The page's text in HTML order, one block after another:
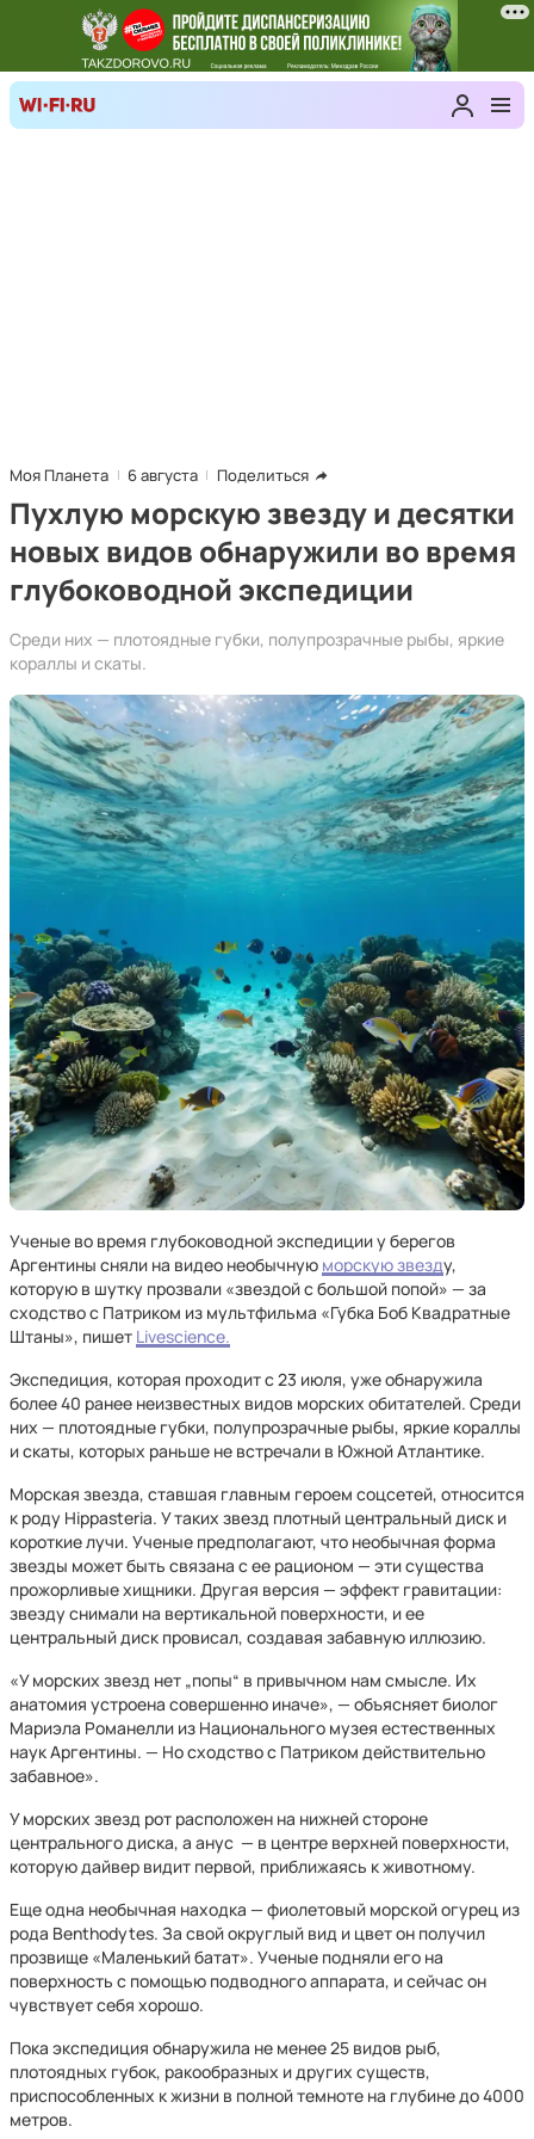
Моя Планета 6 августа Поделиться
Пухлую морскую звезду и десятки
новых видов обнаружили во время
глубоководной экспедиции
Среди них — плотоядные губки, полупрозрачные рыбы, яркие
кораллы и скаты.
Ученые во время глубоководной экспедиции у берегов
Аргентины сняли на видео необычную морскую звезду,
которую в шутку прозвали «звездой с большой попой» — за
сходство с Патриком из мультфильма «Губка Боб Квадратные
Штаны», пишет Livescience.
Экспедиция, которая проходит с 23 июля, уже обнаружила
более 40 ранее неизвестных видов морских обитателей. Среди
них — плотоядные губки, полупрозрачные рыбы, яркие кораллы
и скаты, которых раньше не встречали в Южной Атлантике.
Морская звезда, ставшая главным героем соцсетей, относится
к роду Hippasteria. У таких звезд плотный центральный диск и
короткие лучи. Ученые предполагают, что необычная форма
звезды может быть связана с ее рационом — эти существа
прожорливые хищники. Другая версия — эффект гравитации:
звезду снимали на вертикальной поверхности, и ее
центральный диск провисал, создавая забавную иллюзию.
«У морских звезд нет „попы“ в привычном нам смысле. Их
анатомия устроена совершенно иначе», — объясняет биолог
Мариэла Романелли из Национального музея естественных
наук Аргентины. — Но сходство с Патриком действительно
забавное».
У морских звезд рот расположен на нижней стороне
центрального диска, а анус — в центре верхней поверхности,
которую дайвер видит первой, приближаясь к животному.
Еще одна необычная находка — фиолетовый морской огурец из
рода Benthodytes. За свой округлый вид и цвет он получил
прозвище «Маленький батат». Ученые подняли его на
поверхность с помощью подводного аппарата, и сейчас он
чувствует себя хорошо.
Пока экспедиция обнаружила не менее 25 видов рыб,
плотоядных губок, ракообразных и других существ,
приспособленных к жизни в полной темноте на глубине до 4000
метров.